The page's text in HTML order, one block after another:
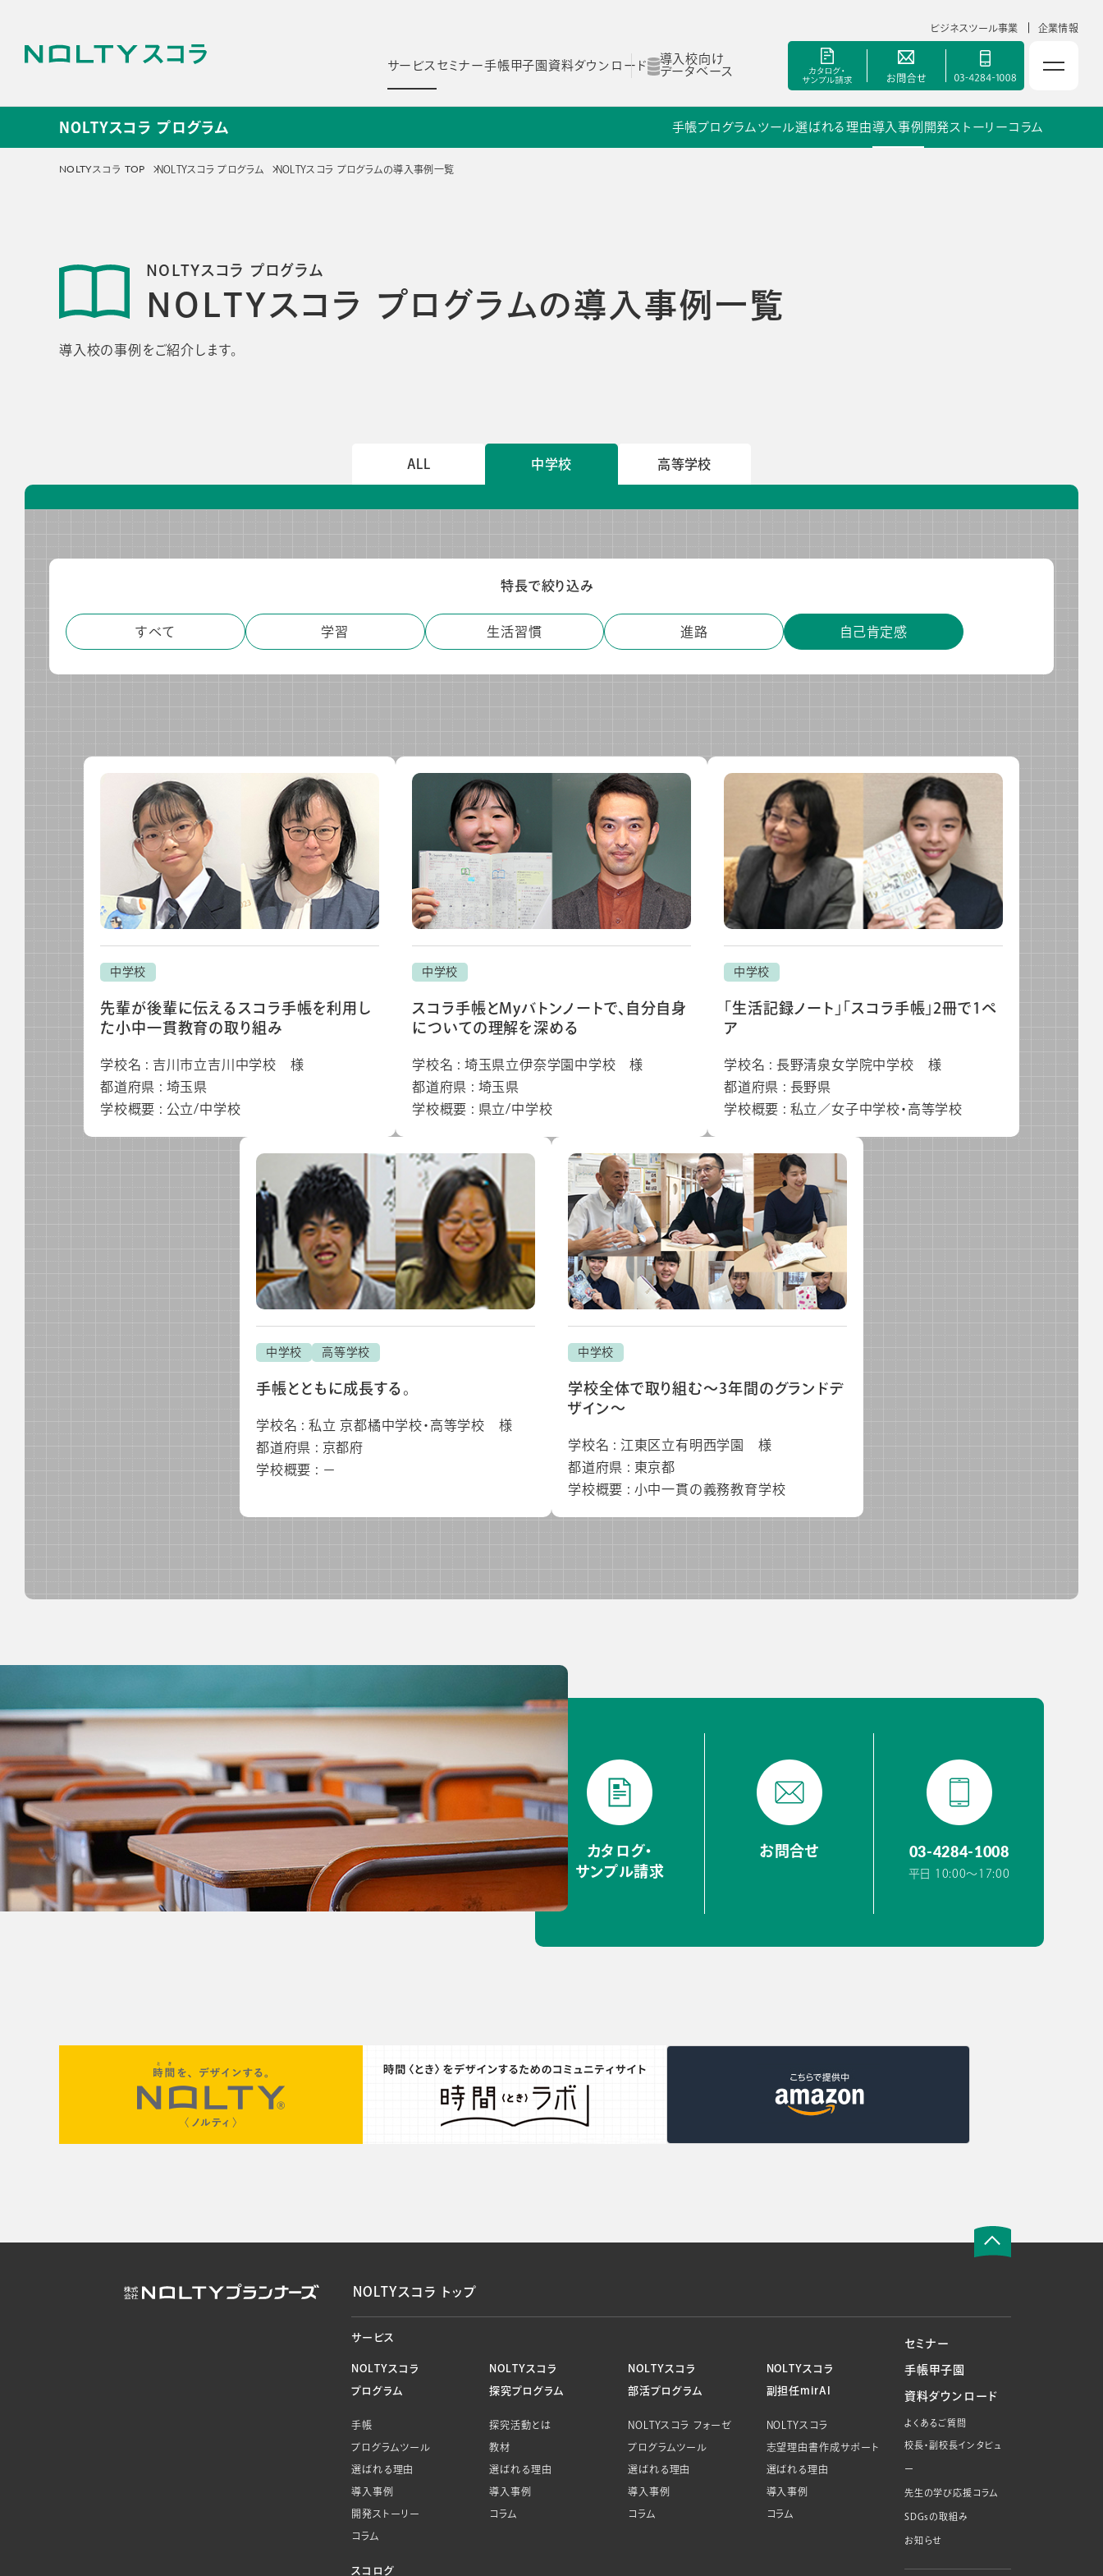
サービス セミナー手帳甲子園資料ダウンロード
導入校向け
データベース
ビジネスツール事業 企業情報
NOLTYスコラ プログラムスコログNOLTYスコラ 探究プログラムNOLTYスコラ 部活プログラムNOLTYスコラ 副担任mirAI
プログラム
手帳
選ばれる理由
探究プログラム
探究活動とは
NOLTYスコラ フォーゼ
NOLTYスコラ
ビジネスツール事業 企業情報
NOLTYスコラ プログラム 手帳プログラムツール選ばれる理由導入事例 開発ストーリー コラム
NOLTYスコラ TOP NOLTYスコラ プログラム NOLTYスコラ プログラムの導入事例一覧
NOLTYスコラ プログラムの導入事例一覧
NOLTYスコラ プログラム
導入校の事例をご紹介します。
ALL 中学校 高等学校
特長で絞り込み
すべて 学習 生活習慣 進路 自己肯定感
中学校
先輩が後輩に伝えるスコラ手帳を利用し
た小中一貫教育の取り組み
学校名 : 吉川市立吉川中学校 様
都道府県 : 埼玉県
学校概要 : 公立/中学校
中学校
スコラ手帳とMyバトンノートで、自分自身
についての理解を深める
学校名 : 埼玉県立伊奈学園中学校 様
都道府県 : 埼玉県
学校概要 : 県立/中学校
中学校
「生活記録ノート」「スコラ手帳」2冊で1ペ
ア
学校名 : 長野清泉女学院中学校 様
都道府県 : 長野県
学校概要 : 私立／女子中学校・高等学校
中学校 高等学校
手帳とともに成長する。
学校名 : 私立 京都橘中学校・高等学校 様
都道府県 : 京都府
学校概要 : －
中学校
学校全体で取り組む～3年間のグランドデ
ザイン～
学校名 : 江東区立有明西学園 様
都道府県 : 東京都
学校概要 : 小中一貫の義務教育学校
カタログ・
サンプル請求
お問合せ 03-4284-1008
平日 10:00〜17:00
NOLTYスコラ トップ
サービス
NOLTYスコラ
プログラム
手帳
プログラムツール
選ばれる理由
導入事例
開発ストーリー
コラム
スコログ
NOLTYスコラ
探究プログラム
探究活動とは
教材
選ばれる理由
導入事例
コラム
NOLTYスコラ
部活プログラム
NOLTYスコラ フォーゼ
プログラムツール
選ばれる理由
導入事例
コラム
NOLTYスコラ
副担任mirAI
NOLTYスコラ
志望理由書作成サポート
選ばれる理由
導入事例
コラム
セミナー
手帳甲子園
資料ダウンロード
よくあるご質問
校長・副校長インタビュ
ー
先生の学び応援コラム
SDGsの取組み
お知らせ